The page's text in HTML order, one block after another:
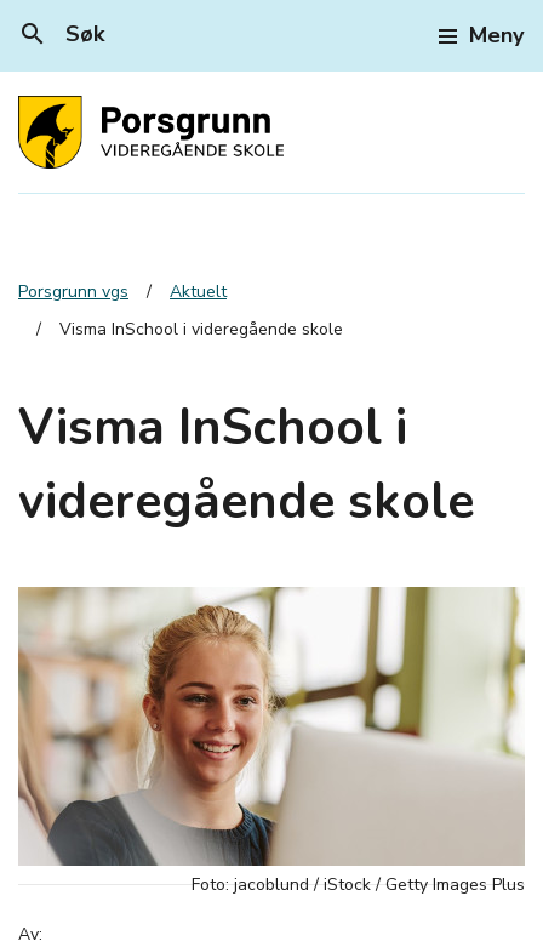
search Søk Meny
Porsgrunn vgs
Aktuelt
Visma InSchool i videregående skole
Visma InSchool i
videregående skole
Foto: jacoblund / iStock / Getty Images Plus
Av: